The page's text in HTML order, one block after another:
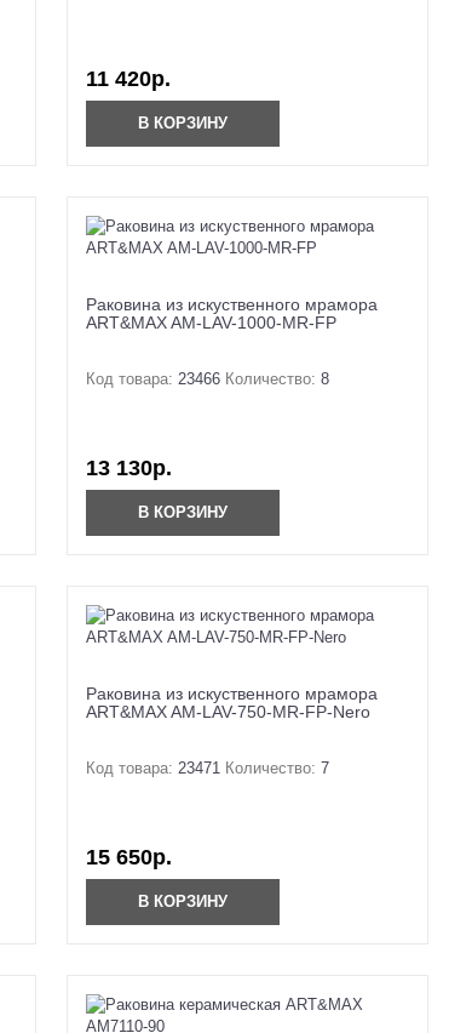
11 420р.
В КОРЗИНУ
Раковина из искуственного мрамора
ART&MAX AM-LAV-1000-MR-FP
Код товара: 23466 Количество: 8
13 130р.
В КОРЗИНУ
Раковина из искуственного мрамора
ART&MAX AM-LAV-750-MR-FP-Nero
Код товара: 23471 Количество: 7
15 650р.
В КОРЗИНУ